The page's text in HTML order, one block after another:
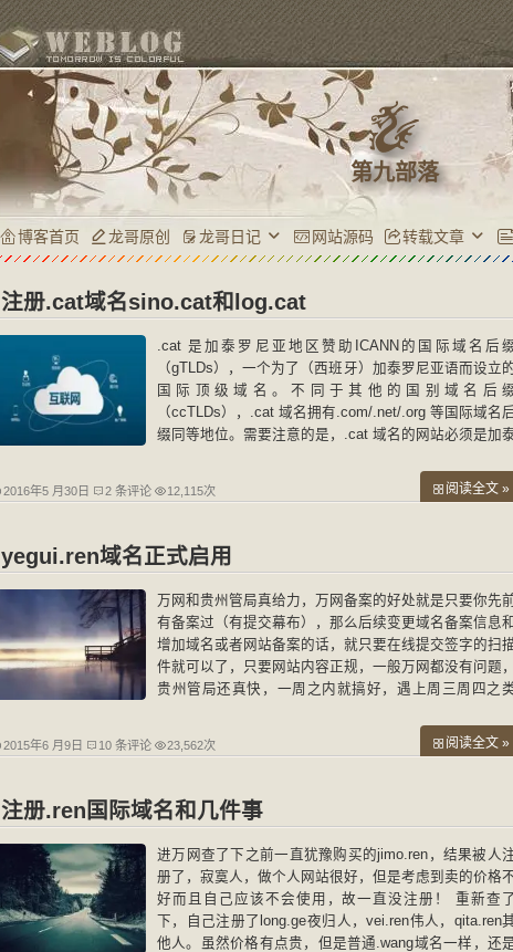
第九部落
博客首页 龙哥原创 龙哥日记 网站源码 转载文章
注册.cat域名sino.cat和log.cat
.cat 是加泰罗尼亚地区赞助ICANN的国际域名后
（gTLDs），一个为了（西班牙）加泰罗尼亚语而设立
国际顶级域名。不同于其他的国别域名后
（ccTLDs），.cat 域名拥有.com/.net/.org 等国际域名
缀同等地位。需要注意的是，.cat 域名的网站必须是加
2016年5 月30日 2 条评论 12,115次 阅读全文 »
yegui.ren域名正式启用
万网和贵州管局真给力，万网备案的好处就是只要你先
有备案过（有提交幕布），那么后续变更域名备案信息和
增加域名或者网站备案的话，就只要在线提交签字的扫
件就可以了，只要网站内容正规，一般万网都没有问题，
贵州管局还真快，一周之内就搞好，遇上周三周四之
2015年6 月9日 10 条评论 23,562次 阅读全文 »
注册.ren国际域名和几件事
进万网查了下之前一直犹豫购买的jimo.ren，结果被人
册了，寂寞人，做个人网站很好，但是考虑到卖的价格
好而且自己应该不会使用，故一直没注册！ 重新查了
下，自己注册了long.ge夜归人，vei.ren伟人，qita.ren
他人。虽然价格有点贵，但是普通.wang域名一样，还